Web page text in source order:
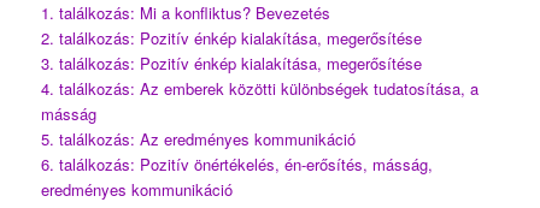
1. találkozás: Mi a konfliktus? Bevezetés
2. találkozás: Pozitív énkép kialakítása, megerősítése
3. találkozás: Pozitív énkép kialakítása, megerősítése
4. találkozás: Az emberek közötti különbségek tudatosítása, a
másság
5. találkozás: Az eredményes kommunikáció
6. találkozás: Pozitív önértékelés, én-erősítés, másság,
eredményes kommunikáció